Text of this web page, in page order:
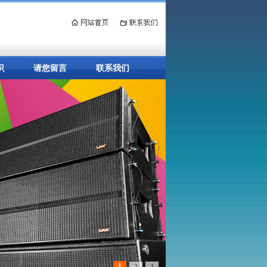
请您留言 联系我们